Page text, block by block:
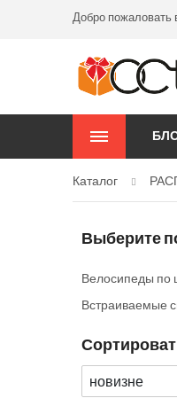
Добро пожаловать
Каталог
Выберите
Велосипеды по
Встраиваемые
новизне